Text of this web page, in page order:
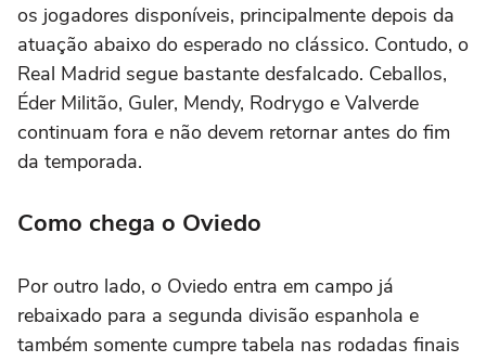
os jogadores disponíveis, principalmente depois da
atuação abaixo do esperado no clássico. Contudo, o
Real Madrid segue bastante desfalcado. Ceballos,
Éder Militão, Guler, Mendy, Rodrygo e Valverde
continuam fora e não devem retornar antes do fim
da temporada.
Como chega o Oviedo
Por outro lado, o Oviedo entra em campo já
rebaixado para a segunda divisão espanhola e
também somente cumpre tabela nas rodadas finais